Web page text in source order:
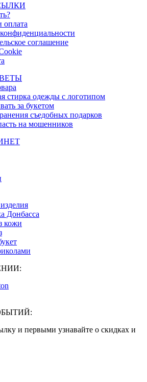
оплата
соглашение
стирка одежды с логотипом
за букетом
съедобных подарков
на мошенников
Донбасса
кожи
и первыми узнавайте о скидках и